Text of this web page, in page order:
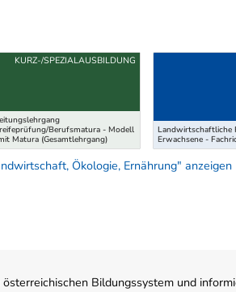
Berufsmatura - Modell
Matura (Gesamtlehrgang)
KURZ-/SPEZIALAUSBILDUNG
Landwirtschaftliche
Erwachsene -
Ökologie, Ernährung" anzeigen
Bildungssystem und